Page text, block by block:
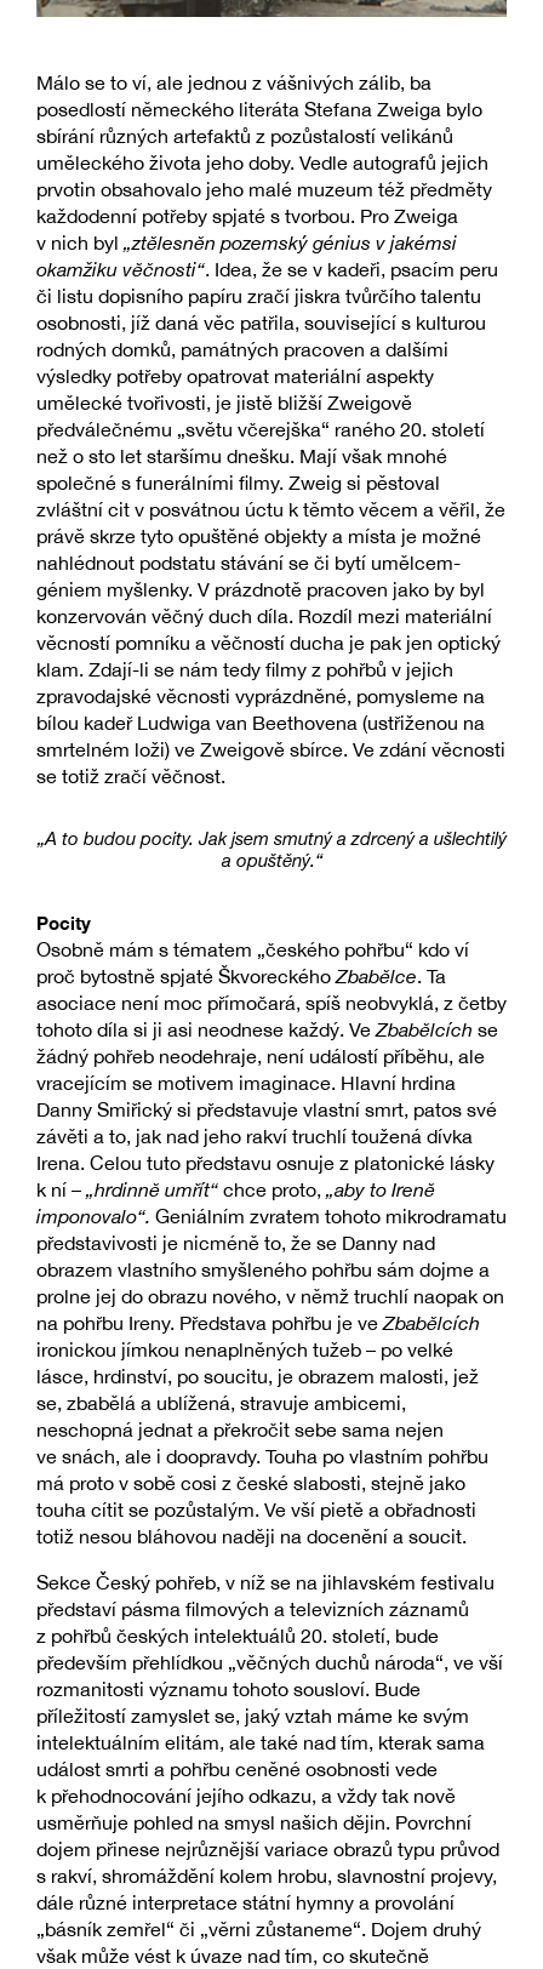
Málo se to ví, ale jednou z vášnivých zálib, ba
posedlostí německého literáta Stefana Zweiga bylo
sbírání různých artefaktů z pozůstalostí velikánů
uměleckého života jeho doby. Vedle autografů jejich
prvotin obsahovalo jeho malé muzeum též předměty
každodenní potřeby spjaté s tvorbou. Pro Zweiga
v nich byl „ztělesněn pozemský génius v jakémsi
okamžiku věčnosti“. Idea, že se v kadeři, psacím peru
či listu dopisního papíru zračí jiskra tvůrčího talentu
osobnosti, jíž daná věc patřila, související s kulturou
rodných domků, památných pracoven a dalšími
výsledky potřeby opatrovat materiální aspekty
umělecké tvořivosti, je jistě bližší Zweigově
předválečnému „světu včerejška“ raného 20. století
než o sto let staršímu dnešku. Mají však mnohé
společné s funerálními filmy. Zweig si pěstoval
zvláštní cit v posvátnou úctu k těmto věcem a věřil, že
právě skrze tyto opuštěné objekty a místa je možné
nahlédnout podstatu stávání se či bytí umělcem-
géniem myšlenky. V prázdnotě pracoven jako by byl
konzervován věčný duch díla. Rozdíl mezi materiální
věcností pomníku a věčností ducha je pak jen optický
klam. Zdají-li se nám tedy filmy z pohřbů v jejich
zpravodajské věcnosti vyprázdněné, pomysleme na
bílou kadeř Ludwiga van Beethovena (ustřiženou na
smrtelném loži) ve Zweigově sbírce. Ve zdání věcnosti
se totiž zračí věčnost.
„A to budou pocity. Jak jsem smutný a zdrcený a ušlechtilý
a opuštěný.“
Pocity
Osobně mám s tématem „českého pohřbu“ kdo ví
proč bytostně spjaté ŠkvoreckéhoZbabělce. Ta
asociace není moc přímočará, spíš neobvyklá, z četby
tohoto díla si ji asi neodnese každý. VeZbabělcích se
žádný pohřeb neodehraje, není událostí příběhu, ale
vracejícím se motivem imaginace. Hlavní hrdina
Danny Smiřický si představuje vlastní smrt, patos své
závěti a to, jak nad jeho rakví truchlí toužená dívka
Irena. Celou tuto představu osnuje z platonické lásky
k ní – „hrdinně umřít“ chce proto, „aby to Ireně
imponovalo“. Geniálním zvratem tohoto mikrodramatu
představivosti je nicméně to, že se Danny nad
obrazem vlastního smyšleného pohřbu sám dojme a
prolne jej do obrazu nového, v němž truchlí naopak on
na pohřbu Ireny. Představa pohřbu je veZbabělcích
ironickou jímkou nenaplněných tužeb – po velké
lásce, hrdinství, po soucitu, je obrazem malosti, jež
se, zbabělá a ublížená, stravuje ambicemi,
neschopná jednat a překročit sebe sama nejen
ve snách, ale i doopravdy. Touha po vlastním pohřbu
má proto v sobě cosi z české slabosti, stejně jako
touha cítit se pozůstalým. Ve vší pietě a obřadnosti
totiž nesou bláhovou naději na docenění a soucit.
Sekce Český pohřeb, v níž se na jihlavském festivalu
představí pásma filmových a televizních záznamů
z pohřbů českých intelektuálů 20. století, bude
především přehlídkou „věčných duchů národa“, ve vší
rozmanitosti významu tohoto sousloví. Bude
příležitostí zamyslet se, jaký vztah máme ke svým
intelektuálním elitám, ale také nad tím, kterak sama
událost smrti a pohřbu ceněné osobnosti vede
k přehodnocování jejího odkazu, a vždy tak nově
usměrňuje pohled na smysl našich dějin. Povrchní
dojem přinese nejrůznější variace obrazů typu průvod
s rakví, shromáždění kolem hrobu, slavnostní projevy,
dále různé interpretace státní hymny a provolání
„básník zemřel“ či „věrni zůstaneme“. Dojem druhý
však může vést k úvaze nad tím, co skutečně